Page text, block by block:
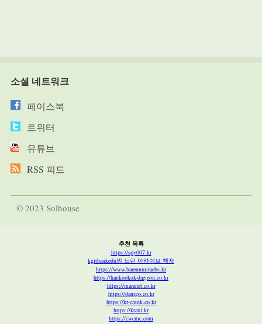
소셜 네트워크
페이스북
트위터
유튜브
RSS 피드
© 2023 Solhouse
추천 목록
https://spy007.kr
kgitbankedu의 느린 아카이브 책자
https://www.bareunmiraebs.kr
https://hankookok-daejeon.co.kr
https://maranet.co.kr
https://danigo.co.kr
https://kr-cntnk.co.kr
https://ktaxi.kr
https://cwcmc.com